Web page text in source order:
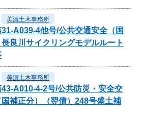
美濃土木事務所
31-A039-4他号/公共交通安全（国
良川サイクリングモデルルート
美濃土木事務所
43-A010-4-2号/公共防災・安全交
補正分）（翌債）248号盛土補